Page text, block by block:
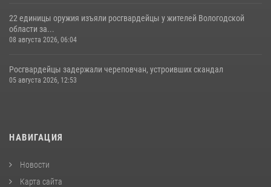
22 единицы оружия изъяли росгвардейцы у жителей Вологодской
области за...
08 августа 2026, 06:04
Росгвардейцы задержали череповчан, устроивших скандал
05 августа 2026, 12:53
НАВИГАЦИЯ
Новости
Карта сайта